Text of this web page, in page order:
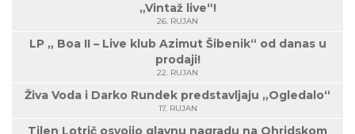
„Vintaž live“!
26. RUJAN
LP „ Boa II – Live klub Azimut Šibenik“ od danas u
prodaji!
22. RUJAN
Živa Voda i Darko Rundek predstavljaju „Ogledalo“
17. RUJAN
Tilen Lotrič osvojio glavnu nagradu na Ohridskom